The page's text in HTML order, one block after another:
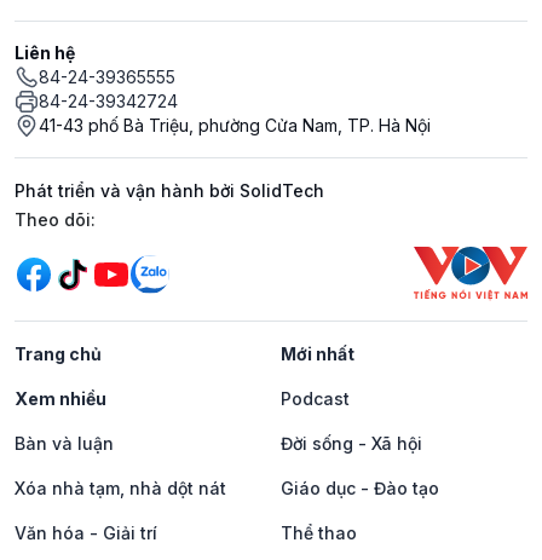
Liên hệ
84-24-39365555
84-24-39342724
41-43 phố Bà Triệu, phường Cửa Nam, TP. Hà Nội
Phát triển và vận hành bởi SolidTech
Mạng xã hội
Theo dõi:
Trang chủ Mới nhất
Xem nhiều Podcast
Bàn và luận Đời sống - Xã hội
Xóa nhà tạm, nhà dột nát Giáo dục - Đào tạo
Văn hóa - Giải trí Thể thao